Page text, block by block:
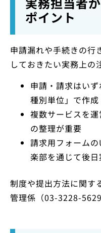
ポイント
申請漏れや手続きの行
しておきたい実務上の
申請・請求はい
種別単位」で作成
複数サービスを
の整理が重要
請求用フォーム
楽部を通じて後
制度や提出方法に関す
管理係（03-3228-5629